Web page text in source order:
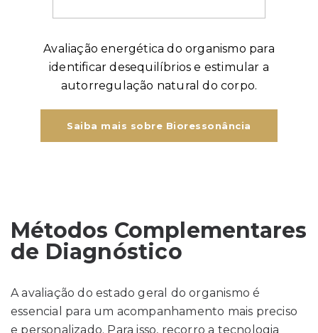
Avaliação energética do organismo para
identificar desequilíbrios e estimular a
autorregulação natural do corpo.
Saiba mais sobre Bioressonância
Métodos Complementares
de Diagnóstico
A avaliação do estado geral do organismo é
essencial para um acompanhamento mais preciso
e personalizado. Para isso, recorro a tecnologia